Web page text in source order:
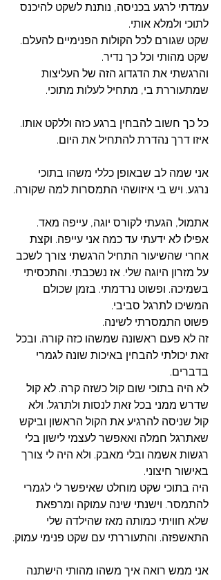
עמדתי לרגע בכניסה, נותנת לשקט להיכנס
לתוכי ולמלא אותי.
שקט שגורם לכל הקולות הפנימיים להעלם.
שקט מהותי וכל כך נדיר.
והרגשתי את הדגדוג הזה של העליצות
שמתעוררת בי, מתחיל לעלות מתוכי.
כל כך חשוב להבחין ברגע כזה וללקט אותו.
איזו דרך נהדרת להתחיל את היום.
אני שמה לב שבאופן כללי משהו בתוכי
נרגע. ויש בי איזושהי התמסרות למה שקורה.
אתמול, הגעתי לקורס יוגה, עייפה מאד.
אפילו לא ידעתי עד כמה אני עייפה. וקצת
אחרי שהשיעור התחיל הרגשתי צורך לשכב
על מזרון היוגה שלי. אז נשכבתי. והתכסיתי
בשמיכה. ופשוט נרדמתי. בזמן שכולם
המשיכו לתרגל סביבי.
פשוט התמסרתי לשינה.
זה לא פעם ראשונה שמשהו כזה קורה. ובכל
זאת יכולתי להבחין באיכות שונה לגמרי
בדברים.
לא היה בתוכי שום קול כשזה קרה. לא קול
שדרש ממני בכל זאת לנסות ולתרגל. ולא
קול שניסה להרגיע את הקול הראשון וביקש
שאתרגל חמלה ואאפשר לעצמי לישון בלי
רגשות אשמה ובלי מאבק. ולא היה לי צורך
באישור חיצוני.
היה בתוכי שקט מוחלט שאיפשר לי לגמרי
להתמסר. וישנתי שינה עמוקה ומרפאת
שלא חוויתי כמותה מאז שהילדה שלי
התאשפזה. והתעוררתי עם שקט פנימי עמוק.
אני ממש רואה איך משהו מהותי הישתנה